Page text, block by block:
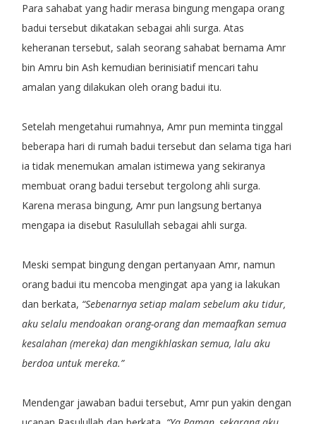
Para sahabat yang hadir merasa bingung mengapa orang
badui tersebut dikatakan sebagai ahli surga. Atas
keheranan tersebut, salah seorang sahabat bernama Amr
bin Amru bin Ash kemudian berinisiatif mencari tahu
amalan yang dilakukan oleh orang badui itu.
Setelah mengetahui rumahnya, Amr pun meminta tinggal
beberapa hari di rumah badui tersebut dan selama tiga hari
ia tidak menemukan amalan istimewa yang sekiranya
membuat orang badui tersebut tergolong ahli surga.
Karena merasa bingung, Amr pun langsung bertanya
mengapa ia disebut Rasulullah sebagai ahli surga.
Meski sempat bingung dengan pertanyaan Amr, namun
orang badui itu mencoba mengingat apa yang ia lakukan
dan berkata, “Sebenarnya setiap malam sebelum aku tidur,
aku selalu mendoakan orang-orang dan memaafkan semua
kesalahan (mereka) dan mengikhlaskan semua, lalu aku
berdoa untuk mereka.”
Mendengar jawaban badui tersebut, Amr pun yakin dengan